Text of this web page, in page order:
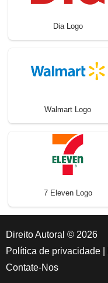
Dia Logo
Walmart Logo
7 Eleven Logo
Direito Autoral © 2026
Política de privacidade
Contate-Nos